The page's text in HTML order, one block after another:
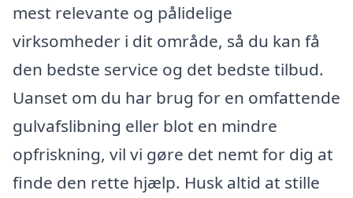
mest relevante og pålidelige
virksomheder i dit område, så du kan få
den bedste service og det bedste tilbud.
Uanset om du har brug for en omfattende
gulvafslibning eller blot en mindre
opfriskning, vil vi gøre det nemt for dig at
finde den rette hjælp. Husk altid at stille